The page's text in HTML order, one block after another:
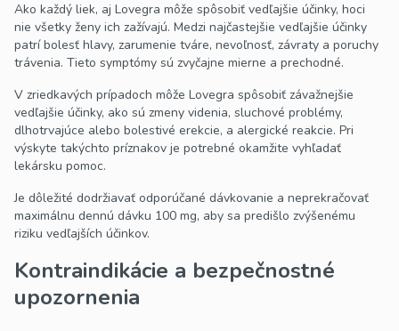
Ako každý liek, aj Lovegra môže spôsobiť vedľajšie účinky, hoci
nie všetky ženy ich zažívajú. Medzi najčastejšie vedľajšie účinky
patrí bolesť hlavy, zarumenie tváre, nevoľnosť, závraty a poruchy
trávenia. Tieto symptómy sú zvyčajne mierne a prechodné.
V zriedkavých prípadoch môže Lovegra spôsobiť závažnejšie
vedľajšie účinky, ako sú zmeny videnia, sluchové problémy,
dlhotrvajúce alebo bolestivé erekcie, a alergické reakcie. Pri
výskyte takýchto príznakov je potrebné okamžite vyhľadať
lekársku pomoc.
Je dôležité dodržiavať odporúčané dávkovanie a neprekračovať
maximálnu dennú dávku 100 mg, aby sa predišlo zvýšenému
riziku vedľajších účinkov.
Kontraindikácie a bezpečnostné
upozornenia